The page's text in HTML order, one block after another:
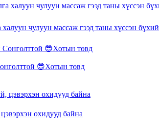
чулуун массаж гээд таны хүссэн бүхий
😎Хотын төвд
охидууд байна